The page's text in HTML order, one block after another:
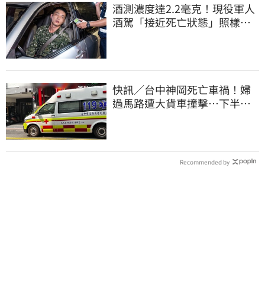
酒測濃度達2.2毫克！現役軍人
酒駕「接近死亡狀態」照樣開
快訊／台中神岡死亡車禍！婦
過馬路遭大貨車撞擊…下半身
Recommended by